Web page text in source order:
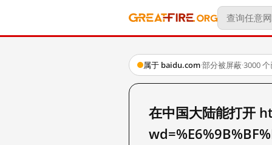
属于 baidu.com·部分被屏蔽·3000
在中国大陆能打开